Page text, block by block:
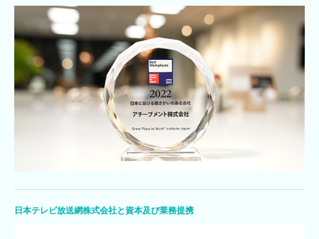
日本テレビ放送網株式会社と資本及び業務提携